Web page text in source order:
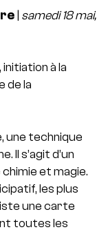
samedi 18 mai,
à la
de la
une technique
Il s’agit d’un
et magie.
les plus
une carte
toutes les